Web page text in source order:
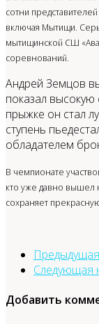
сотни
включая Мытищи.
мытищинской СШ
соревнований.
Андрей Земцов
показал высокую
прыжке он стал
ступень
обладателем
В чемпионате
кто уже давно вышел
сохраняет
Следующая
Добавить